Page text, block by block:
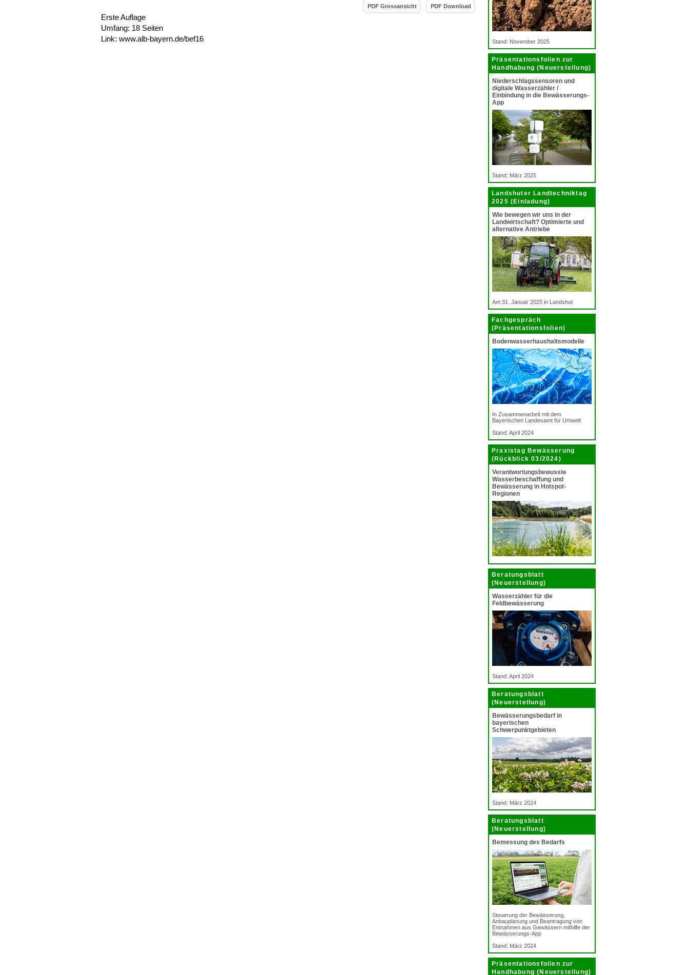
Stand: November 2025
Präsentationsfolien zur
Handhabung (Neuerstellung)
Niederschlagssensoren und
digitale Wasserzähler /
Einbindung in die Bewässerungs-
App
Stand: März 2025
Landshuter Landtechniktag
2025 (Einladung)
Wie bewegen wir uns in der
Landwirtschaft? Optimierte und
alternative Antriebe
Am 31. Januar 2025 in Landshut
Fachgespräch
(Präsentationsfolien)
Bodenwasserhaushaltsmodelle
In Zusammenarbeit mit dem
Bayerischen Landesamt für Umwelt
Stand: April 2024
Praxistag Bewässerung
(Rückblick 03/2024)
Verantwortungsbewusste
Wasserbeschaffung und
Bewässerung in Hotspot-
Regionen
Beratungsblatt
(Neuerstellung)
Wasserzähler für die
Feldbewässerung
Stand: April 2024
Beratungsblatt
(Neuerstellung)
Bewässerungsbedarf in
bayerischen
Schwerpunktgebieten
Stand: März 2024
Beratungsblatt
(Neuerstellung)
Bemessung des Bedarfs
Steuerung der Bewässerung,
Anbauplanung und Beantragung von
Entnahmen aus Gewässern mithilfe der
Bewässerungs-App
Stand: März 2024
Präsentationsfolien zur
Handhabung (Neuerstellung)
PDF Grossansicht PDF Download
Erste Auflage
Umfang: 18 Seiten
Link: www.alb-bayern.de/bef16